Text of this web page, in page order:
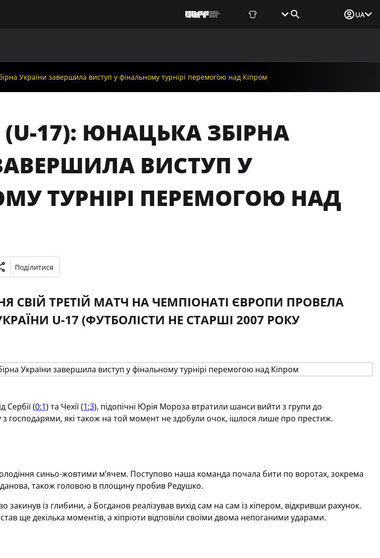
UA
України завершила виступ у фінальному турнірі перемогою над Кіпром
(U-17): ЮНАЦЬКА ЗБІРНА
ВИСТУП У
ТУРНІРІ ПЕРЕМОГОЮ НАД
Поділитися
СВІЙ ТРЕТІЙ МАТЧ НА ЧЕМПІОНАТІ ЄВРОПИ ПРОВЕЛА
U-17 (ФУТБОЛІСТИ НЕ СТАРШІ 2007 РОКУ
Сербії (0:1) та Чехії (1:3), підопічні Юрія Мороза втратили шанси вийти з групи до
з господарями, які також на той момент не здобули очок, ішлося лише про престиж.
синьо-жовтими м’ячем. Поступово наша команда почала бити по воротах, зокрема
також головою в площину пробив Редушко.
закинув із глибини, а Богданов реалізував вихід сам на сам із кіпером, відкривши рахунок.
ще декілька моментів, а кіпріоти відповіли своїми двома непоганими ударами.